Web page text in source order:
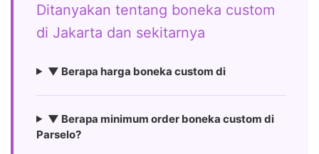
Ditanyakan tentang boneka custom
di Jakarta dan sekitarnya
▼ Berapa harga boneka custom di
▼ Berapa minimum order boneka custom di
Parselo?